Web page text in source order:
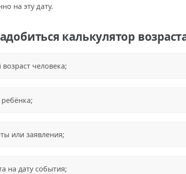
на эту дату.
калькулятор
человека;
ребёнка;
или заявления;
на дату события;